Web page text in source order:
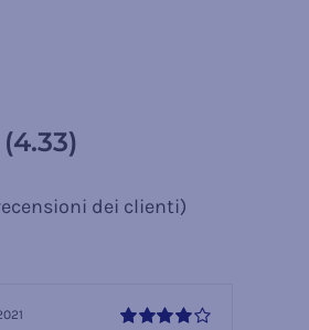
dei clienti)